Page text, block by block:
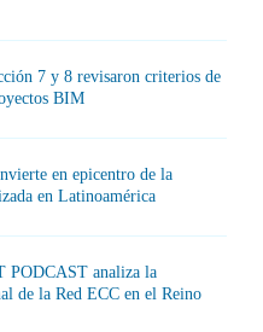
7 y 8 revisaron criterios de
BIM
en epicentro de la
en Latinoamérica
PODCAST analiza la
de la Red ECC en el Reino